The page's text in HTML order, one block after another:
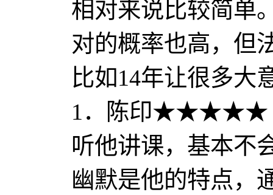
相对来说比较简单
对的概率也高，但
比如14年让很多大
1．陈印★★★★★
听他讲课，基本不
幽默是他的特点，